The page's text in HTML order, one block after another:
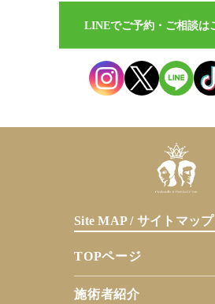
Site MAP / サイトマップ
TOPページ
施術者紹介